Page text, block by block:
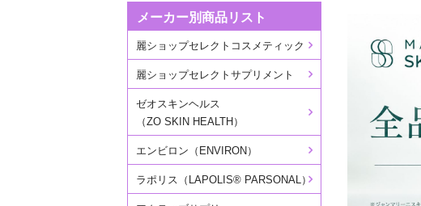
メーカー別商品リスト
麗ショップセレクトコスメティック
麗ショップセレクトサプリメント
ゼオスキンヘルス
（ZO SKIN HEALTH）
エンビロン（ENVIRON）
ラポリス（LAPOLIS® PARSONAL）